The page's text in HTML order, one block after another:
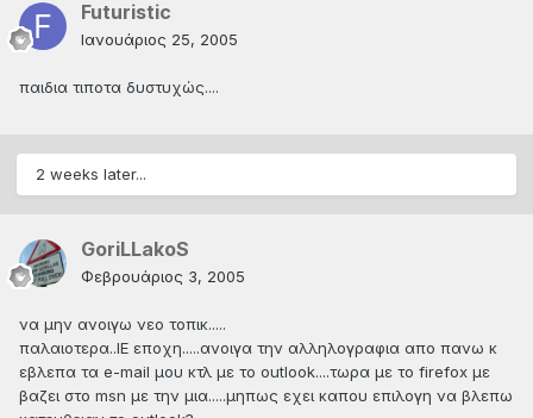
Futuristic
Ιανουάριος 25, 2005
παιδια τιποτα δυστυχώς....
2 weeks later...
GoriLLakoS
Φεβρουάριος 3, 2005
να μην ανοιγω νεο τοπικ.....
παλαιοτερα..IE εποχη.....ανοιγα την αλληλογραφια απο πανω κ
εβλεπα τα e-mail μου κτλ με το outlook....τωρα με το firefox με
βαζει στο msn με την μια.....μηπως εχει καπου επιλογη να βλεπω